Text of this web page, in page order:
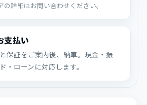
の詳細はお問い合わせください。
支払い
保証をご案内後、納車。現金・振
・ローンに対応します。